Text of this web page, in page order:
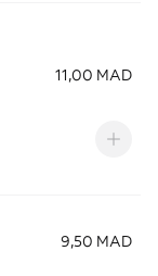
11,00 MAD
9,50 MAD